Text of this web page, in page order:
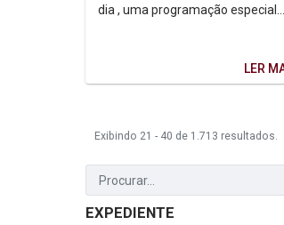
dia , uma programação especial
LER
Exibindo 21 - 40 de 1.713 resultados.
EXPEDIENTE